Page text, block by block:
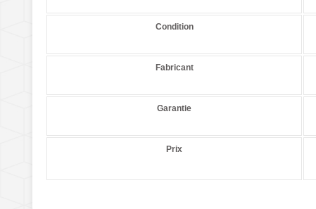
Condition
Fabricant
Garantie
Prix